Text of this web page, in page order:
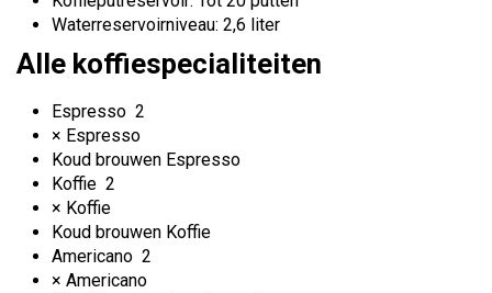
Waterreservoirniveau: 2,6 liter
Alle koffiespecialiteiten
Espresso 2
× Espresso
Koud brouwen Espresso
Koffie 2
× Koffie
Koud brouwen Koffie
Americano 2
× Americano